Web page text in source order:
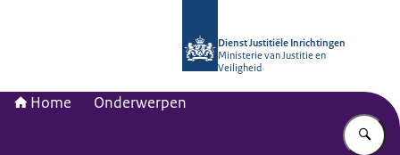
Dienst Justitiële Inrichtingen
Ministerie van Justitie en
Veiligheid
Home Onderwerpen